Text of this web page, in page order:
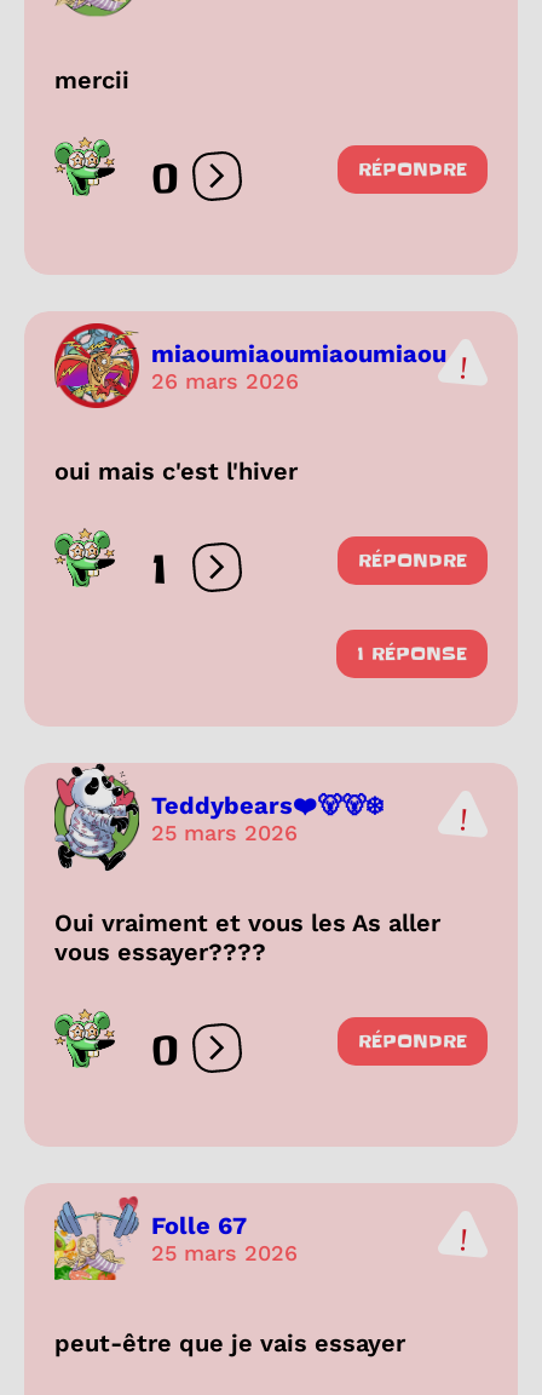
mercii
0 Ouvrir les réactions
RÉPONDRE
miaoumiaoumiaoumiaou
26 mars 2026
oui mais c'est l'hiver
1 Ouvrir les réactions
RÉPONDRE
1 RÉPONSE
Teddybears❤️🐻🐻‍❄️
25 mars 2026
Oui vraiment et vous les As aller
vous essayer????
0 Ouvrir les réactions
RÉPONDRE
Folle 67
25 mars 2026
peut-être que je vais essayer